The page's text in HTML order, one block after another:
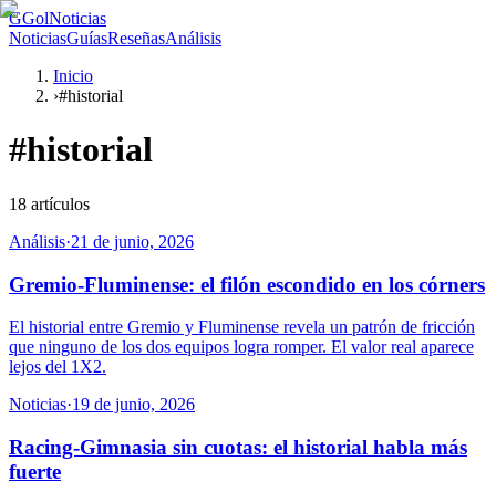
GGolNoticias
NoticiasGuíasReseñasAnálisis
Inicio
›#historial
#historial
18 artículos
Análisis·21 de junio, 2026
Gremio-Fluminense: el filón escondido en los córners
El historial entre Gremio y Fluminense revela un patrón de fricción
que ninguno de los dos equipos logra romper. El valor real aparece
lejos del 1X2.
Noticias·19 de junio, 2026
Racing-Gimnasia sin cuotas: el historial habla más
fuerte